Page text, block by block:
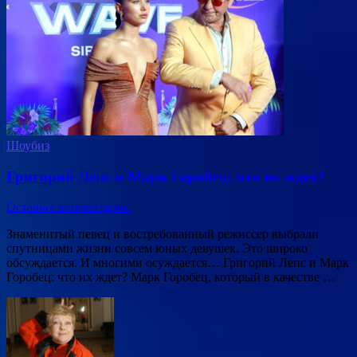
Шоубиз
Григорий Лепс и Марк Горобец: что их ждет?
Оставьте комментарий
Знаменитый певец и востребованный режиссер выбрали
спутницами жизни совсем юных девушек. Это широко
обсуждается. И многими осуждается… Григорий Лепс и Марк
Горобец: что их ждет? Марк Горобец, который в качестве …